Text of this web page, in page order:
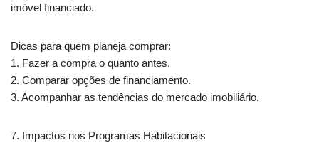
imóvel financiado.
Dicas para quem planeja comprar:
1. Fazer a compra o quanto antes.
2. Comparar opções de financiamento.
3. Acompanhar as tendências do mercado imobiliário.
7. Impactos nos Programas Habitacionais